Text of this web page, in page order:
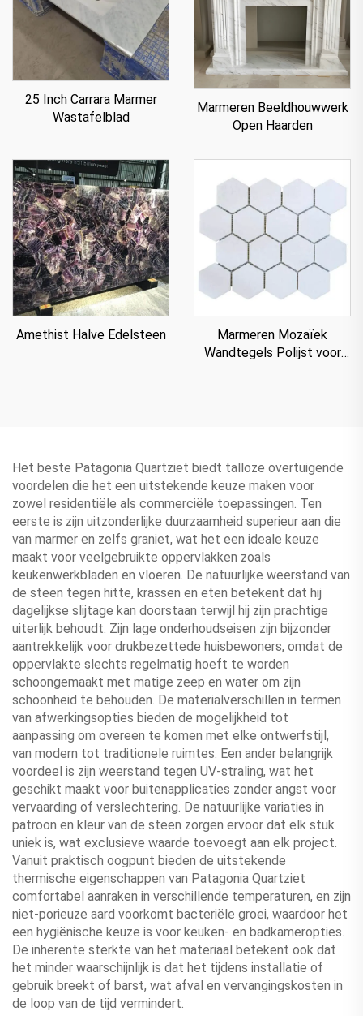
25 Inch Carrara Marmer
Wastafelblad
Marmeren Beeldhouwwerk
Open Haarden
Amethist Halve Edelsteen
Marmeren Mozaïek
Wandtegels Polijst voor
Het beste Patagonia Quartziet biedt talloze overtuigende
voordelen die het een uitstekende keuze maken voor
zowel residentiële als commerciële toepassingen. Ten
eerste is zijn uitzonderlijke duurzaamheid superieur aan die
van marmer en zelfs graniet, wat het een ideale keuze
maakt voor veelgebruikte oppervlakken zoals
keukenwerkbladen en vloeren. De natuurlijke weerstand van
de steen tegen hitte, krassen en eten betekent dat hij
dagelijkse slijtage kan doorstaan terwijl hij zijn prachtige
uiterlijk behoudt. Zijn lage onderhoudseisen zijn bijzonder
aantrekkelijk voor drukbezettede huisbewoners, omdat de
oppervlakte slechts regelmatig hoeft te worden
schoongemaakt met matige zeep en water om zijn
schoonheid te behouden. De materialverschillen in termen
van afwerkingsopties bieden de mogelijkheid tot
aanpassing om overeen te komen met elke ontwerfstijl,
van modern tot traditionele ruimtes. Een ander belangrijk
voordeel is zijn weerstand tegen UV-straling, wat het
geschikt maakt voor buitenapplicaties zonder angst voor
vervaarding of verslechtering. De natuurlijke variaties in
patroon en kleur van de steen zorgen ervoor dat elk stuk
uniek is, wat exclusieve waarde toevoegt aan elk project.
Vanuit praktisch oogpunt bieden de uitstekende
thermische eigenschappen van Patagonia Quartziet
comfortabel aanraken in verschillende temperaturen, en zijn
niet-porieuze aard voorkomt bacteriële groei, waardoor het
een hygiënische keuze is voor keuken- en badkameropties.
De inherente sterkte van het materiaal betekent ook dat
het minder waarschijnlijk is dat het tijdens installatie of
gebruik breekt of barst, wat afval en vervangingskosten in
de loop van de tijd vermindert.